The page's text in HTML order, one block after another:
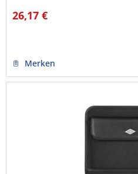
26,17 €
Merken